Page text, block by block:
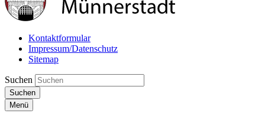
Kontaktformular
Impressum/Datenschutz
Sitemap
Suchen
Suchen
Menü